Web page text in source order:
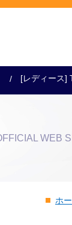
レディー
[レディース]
WEB
ホ